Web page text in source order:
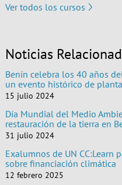
Ver todos los cursos
Noticias
Benín celebra los 40 años
un evento histórico de
15 julio 2024
Día Mundial del Medio
restauración de la tierra en
31 julio 2024
Exalumnos de UN CC:Learn
sobre financiación climática
12 febrero 2025